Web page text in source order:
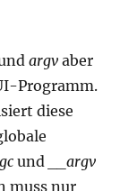
argvaber
Programm.
diese
und
__argv
muss nur